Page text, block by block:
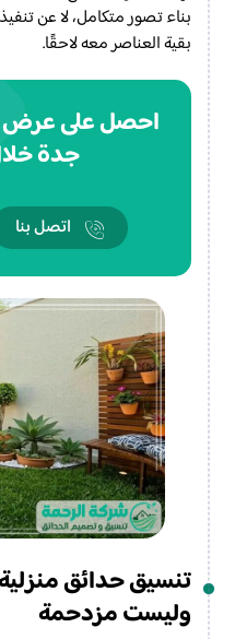
بناء تصور متكامل، لا عن
بقية العناصر معه لاحقًا.
احصل على عرض
جدة خلال 24
اتصل بنا
تنسيق حدائق
وليست مزدحمة